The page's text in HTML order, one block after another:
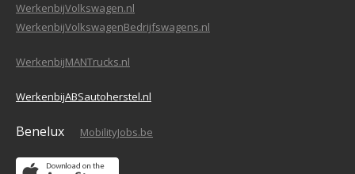
WerkenbijVolkswagen.nl
WerkenbijVolkswagenBedrijfswagens.nl
WerkenbijMANTrucks.nl
WerkenbijABSautoherstel.nl
Benelux MobilityJobs.be